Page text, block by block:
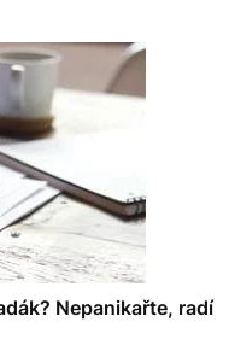
Nepanikařte, radí